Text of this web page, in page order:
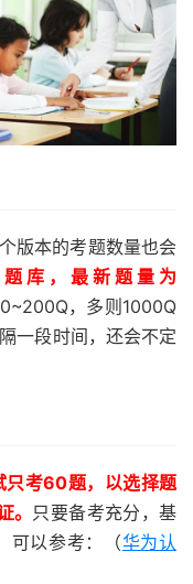
版本的考题数量也会
题库，最新题量为
，多则1000Q
一段时间，还会不定
只考60题，以选择题
。 只要备考充分，基
可以参考：（华为认